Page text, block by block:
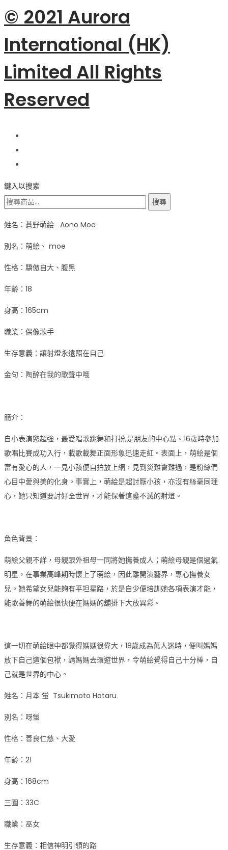
© 2021 Aurora
International (HK)
Limited All Rights
Reserved
鍵入以搜索
搜
搜尋
姓名：蒼野萌絵 Aono Moe
別名：萌絵、 moe
性格：驕傲自大、腹黑
年齡：18
身高：165cm
職業：偶像歌手
生存意義：讓射燈永遠照在自己
金句：陶醉在我的歌聲中哦
簡介：
自小表演慾超強，最愛唱歌跳舞和打扮,是朋友的中心點。16歲時參加
歌唱比賽成功入行，載歌載舞正面形象迅速走紅。表面上，萌絵是個
富有愛心的人，一見小孩便自拍放上網，見到災難會難過，是粉絲們
心目中愛與美的化身。事實上，萌絵是超討厭小孩，亦沒有絲毫同理
心，她只知道要討好全世界，才能保著這盞不滅的射燈。
角色背景：
萌絵父親不詳，母親跟外祖母一同將她撫養成人；萌絵母親是個過氣
明星，在事業高峰期時懷上了萌絵，因此離開演藝界，專心撫養女
兒。她希望女兒能夠有平坦星路，於是自少便培訓她各項表演才能，
能歌善舞的萌絵很快便在媽媽的舖排下大放異彩。
這一切在萌絵眼中都覺得媽媽很偉大，18歲成為萬人迷時，便叫媽媽
放下自己這個包袱，請媽媽去環遊世界，令萌絵覺得自己十分棒，自
己就是世界的中心。
姓名：月本 蛍 Tsukimoto Hotaru
別名：呀蛍
性格：善良仁慈、大愛
年齡：21
身高：168cm
三圍：33C
職業：巫女
生存意義：相信神明引領的路